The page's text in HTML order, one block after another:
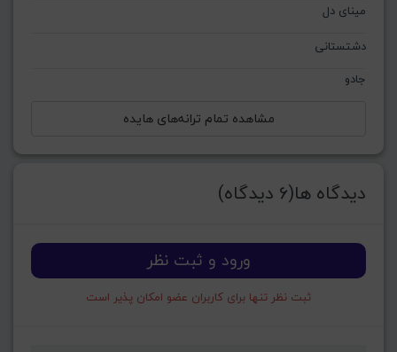
مینای دل
دشتستانی
جادو
مشاهده تمام ترانه‌های هایده
دیدگاه ها(6 دیدگاه)
ورود و ثبت نظر
ثبت نظر تنها برای کاربران عضو امکان پذیر است